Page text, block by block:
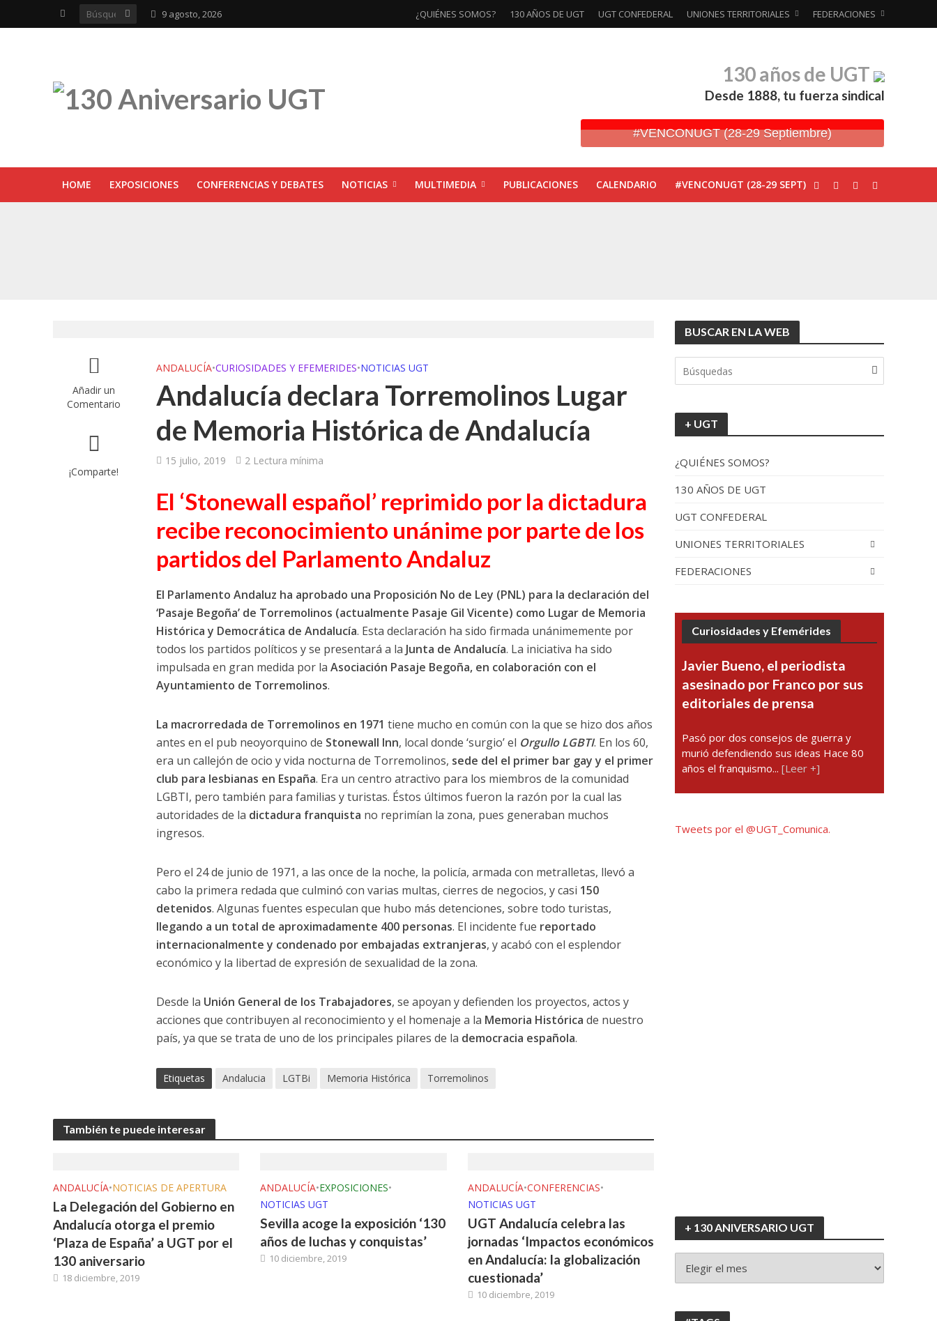
9 agosto, 2026 ¿QUIÉNES SOMOS? 130 AÑOS DE UGT UGT CONFEDERAL UNIONES TERRITORIALES FEDERACIONES
130 años de UGT
Desde 1888, tu fuerza sindical
#VENCONUGT (28-29 Septiembre)
HOME EXPOSICIONES CONFERENCIAS Y DEBATES NOTICIAS MULTIMEDIA PUBLICACIONES CALENDARIO #VENCONUGT (28-29 SEPT)
Clausurada la exposición ‘130 aniversario’ en Las Palmas de Gran Canaria
Rivas acoge la exposición ‘130 Años de Luchas y Conquistas’
Javier Bueno, el periodista asesinado por Franco por sus editoriales de prensa
El Ayuntamiento de Sevilla acogerá la exposición 130 aniversario con la que UGT comenzó su recorrido por España
Añadir un
Comentario
¡Comparte!
ANDALUCÍA•CURIOSIDADES Y EFEMERIDES•NOTICIAS UGT
Andalucía declara Torremolinos Lugar
de Memoria Histórica de Andalucía
15 julio, 2019 2 Lectura mínima
El ‘Stonewall español’ reprimido por la dictadura
recibe reconocimiento unánime por parte de los
partidos del Parlamento Andaluz
El Parlamento Andaluz ha aprobado una Proposición No de Ley (PNL) para la declaración del
‘Pasaje Begoña’ de Torremolinos (actualmente Pasaje Gil Vicente) como Lugar de Memoria
Histórica y Democrática de Andalucía. Esta declaración ha sido firmada unánimemente por
todos los partidos políticos y se presentará a la Junta de Andalucía. La iniciativa ha sido
impulsada en gran medida por laAsociación Pasaje Begoña, en colaboración con el
Ayuntamiento de Torremolinos.
La macrorredada de Torremolinos en 1971 tiene mucho en común con la que se hizo dos años
antes en el pub neoyorquino de Stonewall Inn, local donde ‘surgio’ el Orgullo LGBTI. En los 60,
era un callejón de ocio y vida nocturna de Torremolinos, sede del el primer bar gay y el primer
club para lesbianas en España. Era un centro atractivo para los miembros de la comunidad
LGBTI, pero también para familias y turistas. Éstos últimos fueron la razón por la cual las
autoridades de la dictadura franquista no reprimían la zona, pues generaban muchos
ingresos.
Pero el 24 de junio de 1971, a las once de la noche, la policía, armada con metralletas, llevó a
cabo la primera redada que culminó con varias multas, cierres de negocios, y casi 150
detenidos. Algunas fuentes especulan que hubo más detenciones, sobre todo turistas,
llegando a un total de aproximadamente 400 personas. El incidente fue reportado
internacionalmente y condenado por embajadas extranjeras, y acabó con el esplendor
económico y la libertad de expresión de sexualidad de la zona.
Desde la Unión General de los Trabajadores, se apoyan y defienden los proyectos, actos y
acciones que contribuyen al reconocimiento y el homenaje a la Memoria Histórica de nuestro
país, ya que se trata de uno de los principales pilares de la democracia española.
Etiquetas Andalucia LGTBi Memoria Histórica Torremolinos
También te puede interesar
ANDALUCÍA•NOTICIAS DE APERTURA
La Delegación del Gobierno en
Andalucía otorga el premio
‘Plaza de España’ a UGT por el
130 aniversario
18 diciembre, 2019
ANDALUCÍA•EXPOSICIONES•
NOTICIAS UGT
Sevilla acoge la exposición ‘130
años de luchas y conquistas’
10 diciembre, 2019
ANDALUCÍA•CONFERENCIAS•
NOTICIAS UGT
UGT Andalucía celebra las
jornadas ‘Impactos económicos
en Andalucía: la globalización
cuestionada’
10 diciembre, 2019
BUSCAR EN LA WEB
+ UGT
¿QUIÉNES SOMOS?
130 AÑOS DE UGT
UGT CONFEDERAL
UNIONES TERRITORIALES
FEDERACIONES
Curiosidades y Efemérides
Javier Bueno, el periodista
asesinado por Franco por sus
editoriales de prensa
Pasó por dos consejos de guerra y
murió defendiendo sus ideas Hace 80
años el franquismo...[Leer +]
Tweets por el @UGT_Comunica.
+ 130 ANIVERSARIO UGT
130